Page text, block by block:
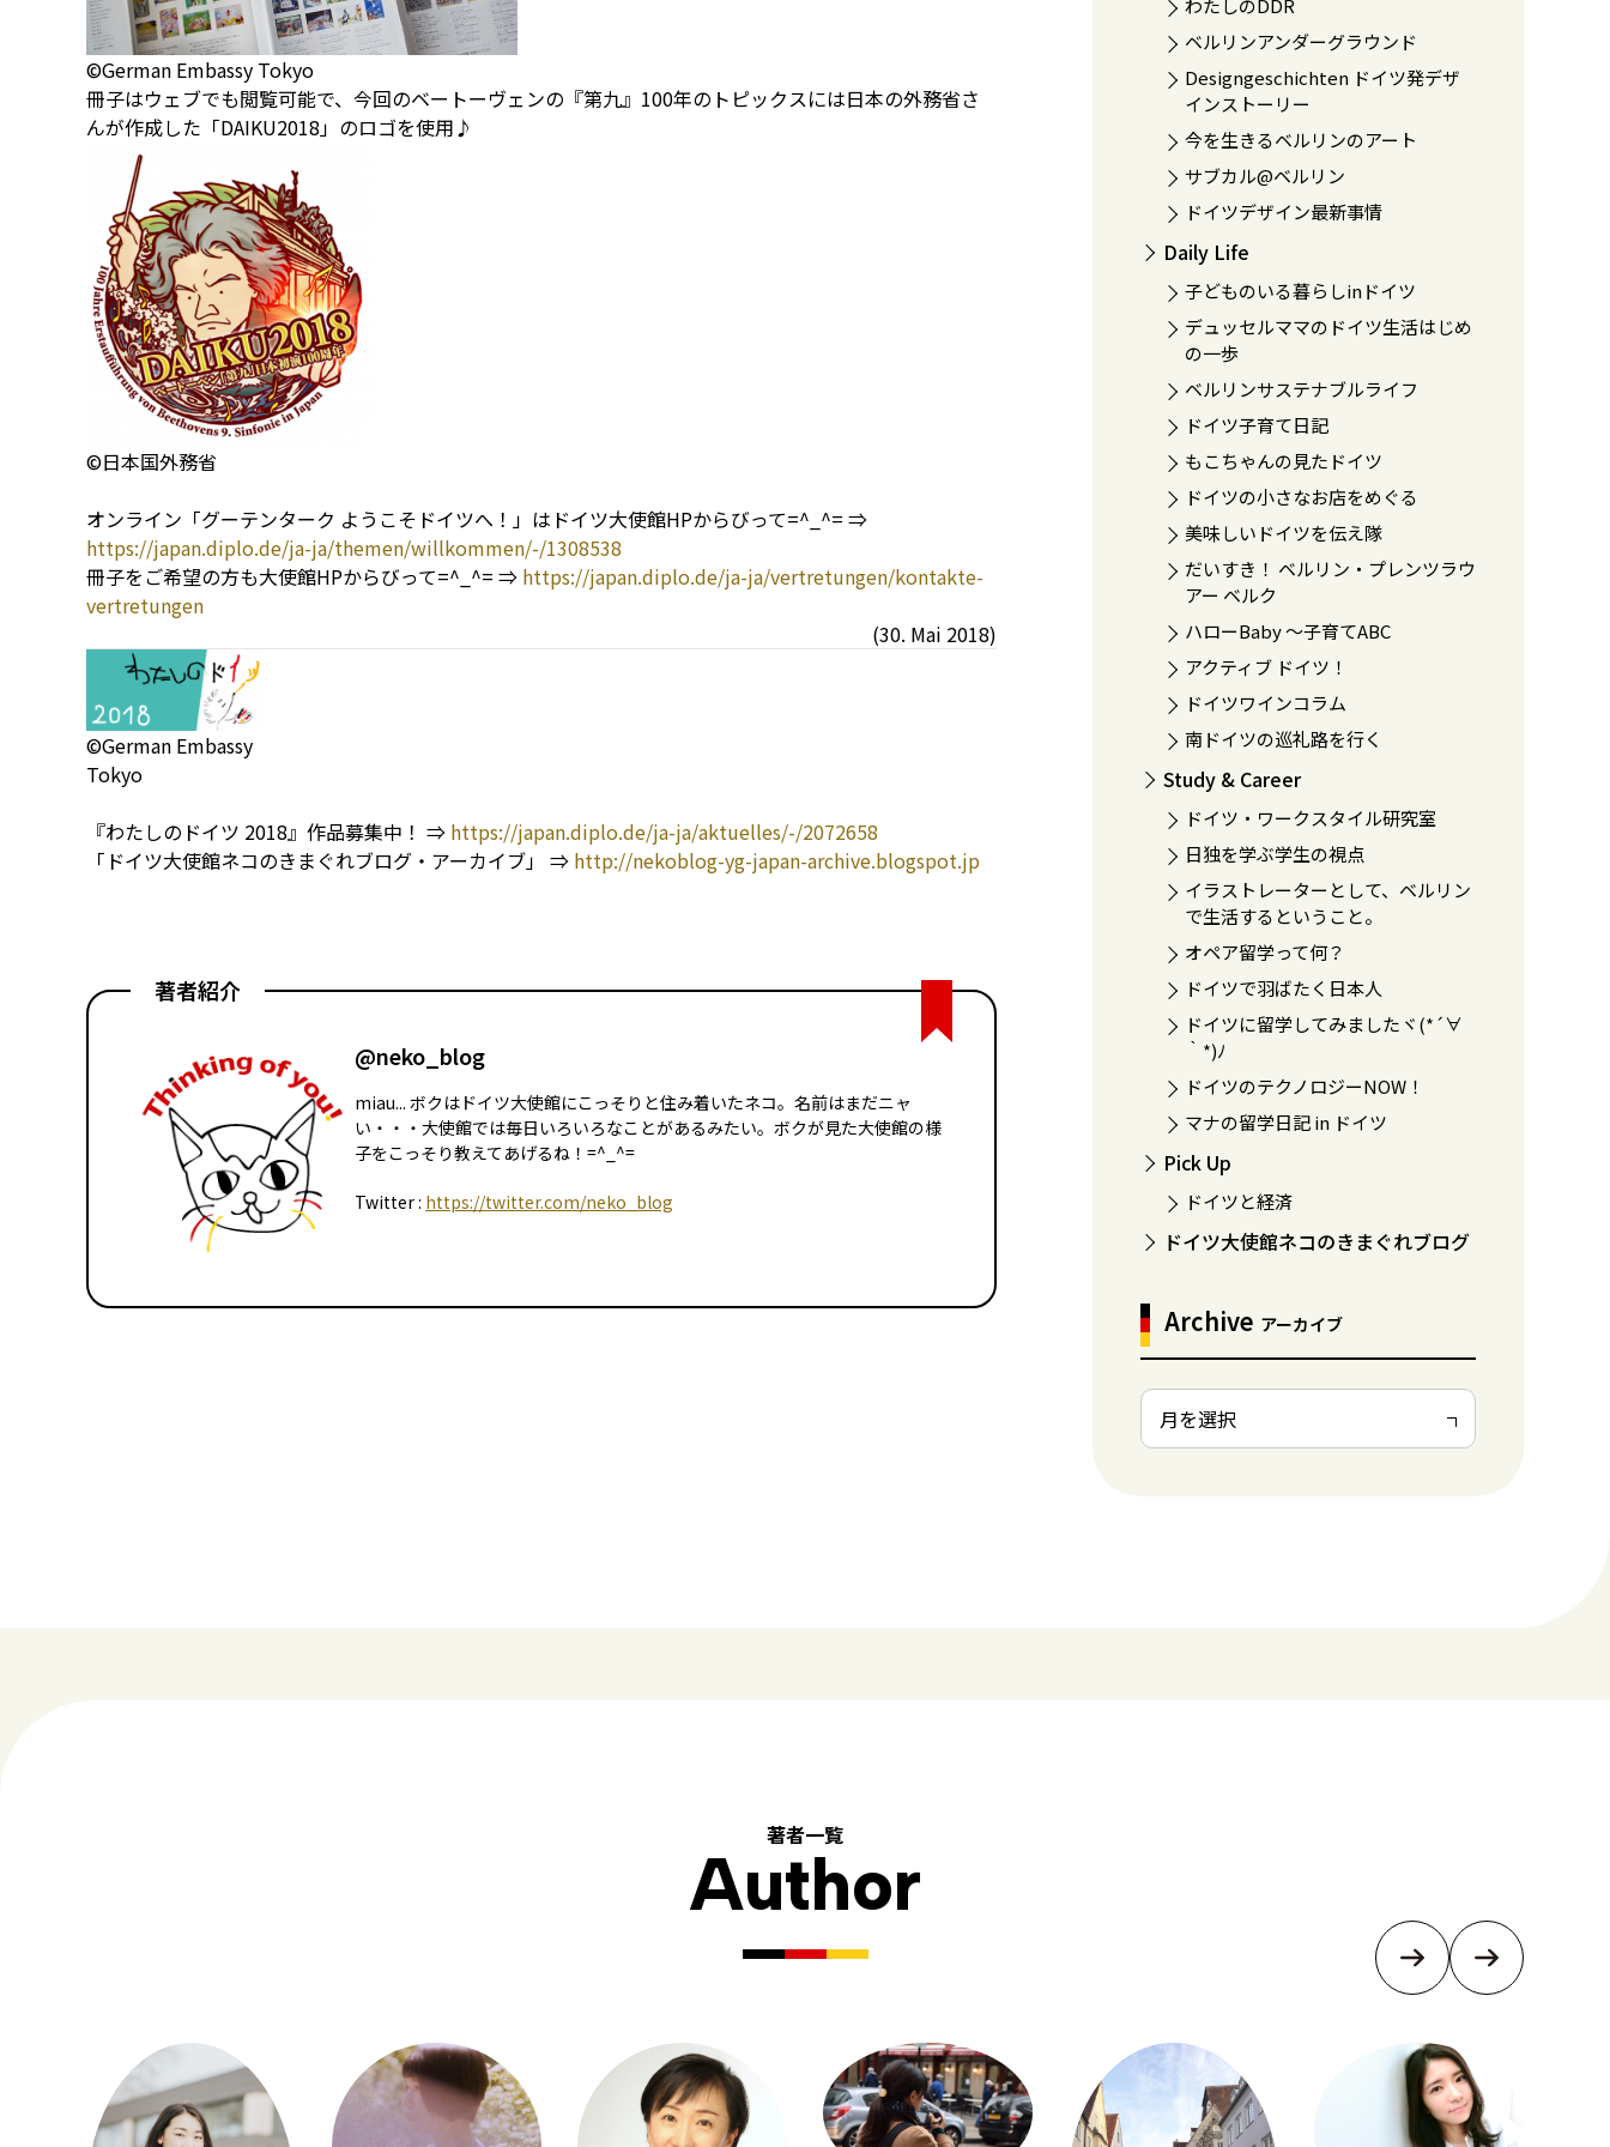
©German Embassy Tokyo
冊子はウェブでも閲覧可能で、今回のベートーヴェンの『第九』100年のトピックスには日本の外務省さ
んが作成した「DAIKU2018」のロゴを使用♪
©日本国外務省
オンライン「グーテンターク ようこそドイツへ！」はドイツ大使館HPからびって=^_^= ⇒
https://japan.diplo.de/ja-ja/themen/willkommen/-/1308538
冊子をご希望の方も大使館HPからびって=^_^= ⇒ https://japan.diplo.de/ja-ja/vertretungen/kontakte-
vertretungen
(30. Mai 2018)
©German Embassy
Tokyo
『わたしのドイツ 2018』作品募集中！ ⇒ https://japan.diplo.de/ja-ja/aktuelles/-/2072658
「ドイツ大使館ネコのきまぐれブログ・アーカイブ」 ⇒ http://nekoblog-yg-japan-archive.blogspot.jp
著者紹介
@neko_blog
miau... ボクはドイツ大使館にこっそりと住み着いたネコ。名前はまだニャ
い・・・大使館では毎日いろいろなことがあるみたい。ボクが見た大使館の様
子をこっそり教えてあげるね！=^_^=
Twitter : https://twitter.com/neko_blog
わたしのDDR
ベルリンアンダーグラウンド
Designgeschichten ドイツ発デザ
インストーリー
今を生きるベルリンのアート
サブカル@ベルリン
ドイツデザイン最新事情
Daily Life
子どものいる暮らしinドイツ
デュッセルママのドイツ生活はじめ
の一歩
ベルリンサステナブルライフ
ドイツ子育て日記
もこちゃんの見たドイツ
ドイツの小さなお店をめぐる
美味しいドイツを伝え隊
だいすき！ ベルリン・プレンツラウ
アー ベルク
ハローBaby 〜子育てABC
アクティブ ドイツ！
ドイツワインコラム
南ドイツの巡礼路を行く
Study & Career
ドイツ・ワークスタイル研究室
日独を学ぶ学生の視点
イラストレーターとして、ベルリン
で生活するということ。
オペア留学って何？
ドイツで羽ばたく日本人
ドイツに留学してみましたヾ(*´∀
｀*)ﾉ
ドイツのテクノロジーNOW！
マナの留学日記 in ドイツ
Pick Up
ドイツと経済
ドイツ大使館ネコのきまぐれブログ
Archive アーカイブ
著者一覧
Author